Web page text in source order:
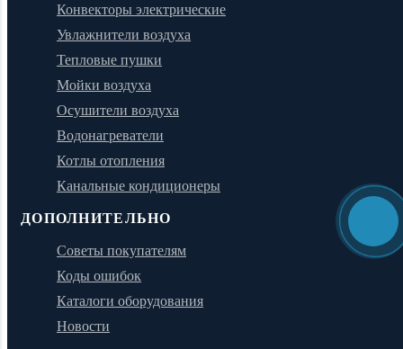
Конвекторы электрические
Увлажнители воздуха
Тепловые пушки
Мойки воздуха
Осушители воздуха
Водонагреватели
Котлы отопления
Канальные кондиционеры
ДОПОЛНИТЕЛЬНО
Советы покупателям
Коды ошибок
Каталоги оборудования
Новости